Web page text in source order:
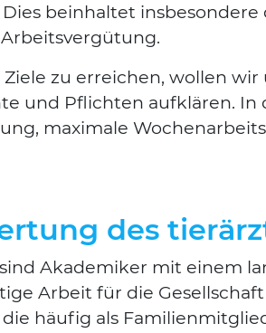
Dies beinhal­tet
Zie­le zu errei­chen, wol­len
und Pflich­ten auf­klä­ren.
maxi­ma­le
des
Aka­de­mi­ker mit einem
Arbeit für die
häu­fig als